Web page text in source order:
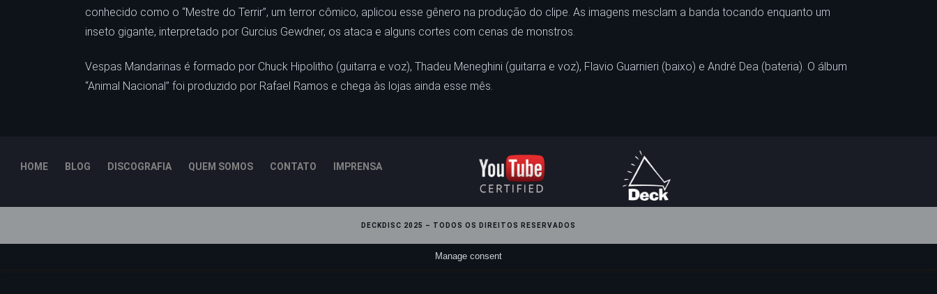
conhecido como o “Mestre do Terrir”, um terror cômico, aplicou esse gênero na produção do clipe. As imagens mesclam a banda tocando enquanto um
inseto gigante, interpretado por Gurcius Gewdner, os ataca e alguns cortes com cenas de monstros.
Vespas Mandarinas é formado por Chuck Hipolitho (guitarra e voz), Thadeu Meneghini (guitarra e voz), Flavio Guarnieri (baixo) e André Dea (bateria). O álbum
“Animal Nacional” foi produzido por Rafael Ramos e chega às lojas ainda esse mês.
HOME BLOG DISCOGRAFIA QUEM SOMOS CONTATO IMPRENSA
DECKDISC 2025 – TODOS OS DIREITOS RESERVADOS
Manage consent